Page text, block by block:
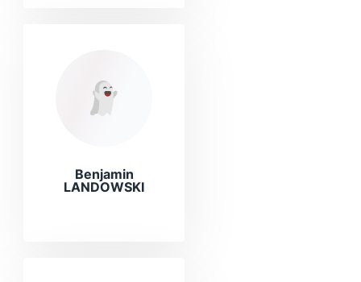
Benjamin
LANDOWSKI